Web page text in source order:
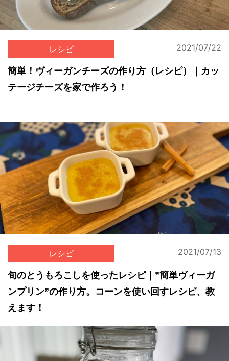
レシピ 2021/07/22
簡単！ヴィーガンチーズの作り方（レシピ）｜カッ
テージチーズを家で作ろう！
レシピ 2021/07/13
旬のとうもろこしを使ったレシピ｜”簡単ヴィーガ
ンプリン”の作り方。コーンを使い回すレシピ、教
えます！